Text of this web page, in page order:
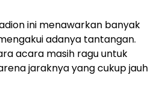
ini menawarkan banyak
adanya tantangan.
acara masih ragu untuk
jaraknya yang cukup jauh